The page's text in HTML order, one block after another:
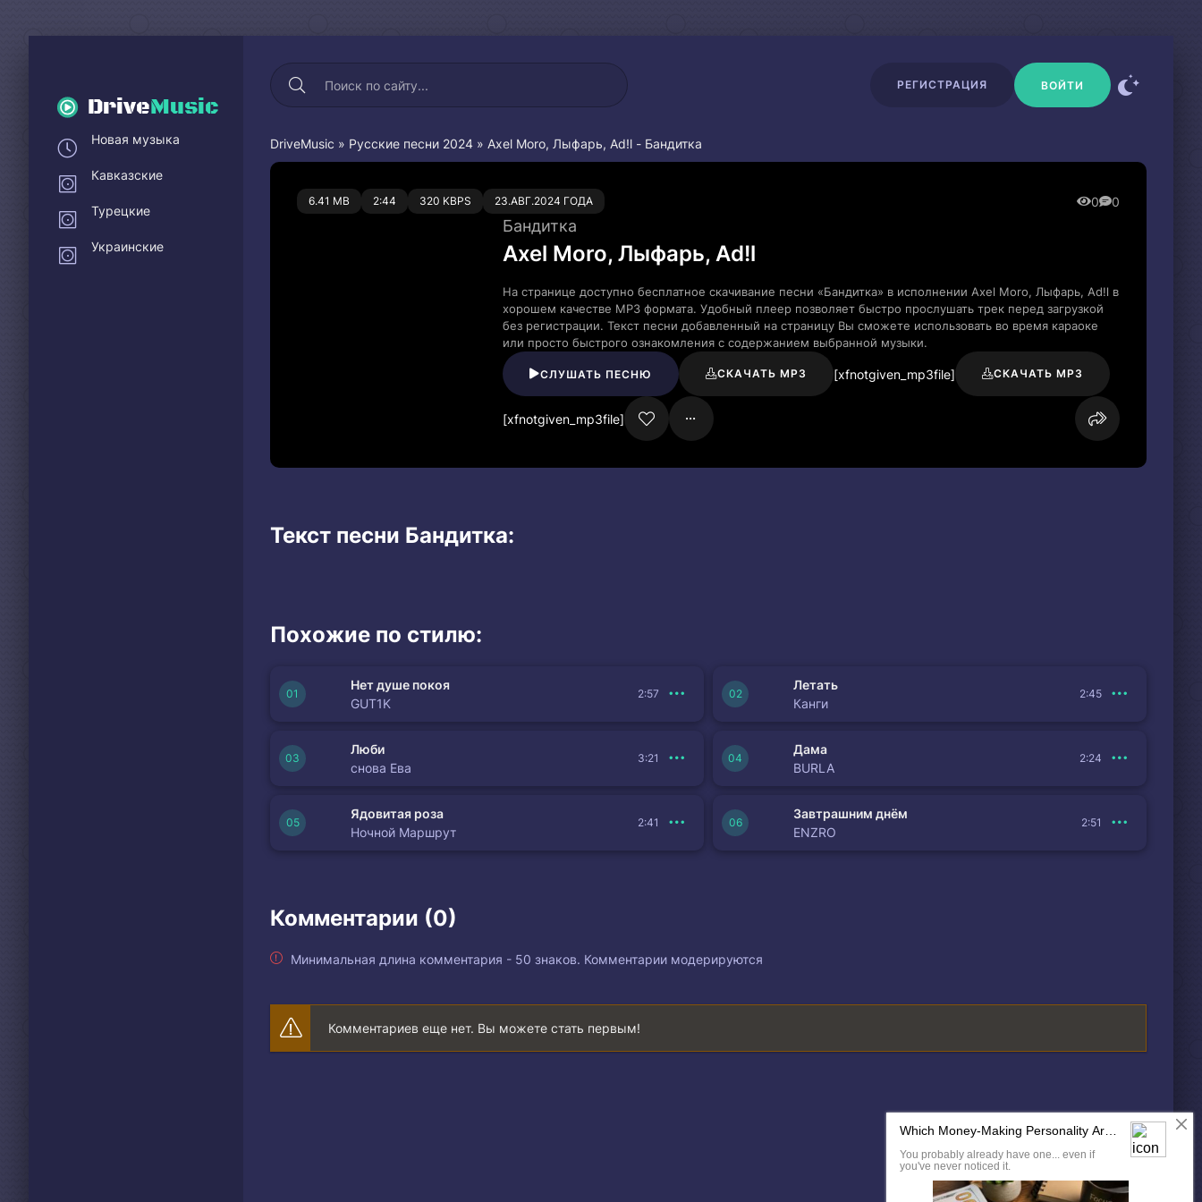
DriveMusic
РЕГИСТРАЦИЯ ВОЙТИ
DriveMusic » Русские песни 2024 » Axel Moro, Лыфарь, Ad!l - Бандитка
6.41 MB 2:44 320 KBPS 23.АВГ.2024 ГОДА 0 0
0 0
Бандитка
Axel Moro, Лыфарь, Ad!l
На странице доступно бесплатное скачивание песни «Бандитка» в исполнении Axel Moro, Лыфарь, Ad!l в
хорошем качестве MP3 формата. Удобный плеер позволяет быстро прослушать трек перед загрузкой
без регистрации. Текст песни добавленный на страницу Вы сможете использовать во время караоке
или просто быстрого ознакомления с содержанием выбранной музыки.
СЛУШАТЬ ПЕСНЮ СКАЧАТЬ MP3 [xfnotgiven_mp3file] СКАЧАТЬ MP3
[xfnotgiven_mp3file]
Текст песни Бандитка:
Похожие по стилю:
Нет душе покоя
GUT1K
2:57
Летать
Канги
2:45
Люби
снова Ева
3:21
Дама
BURLA
2:24
Ядовитая роза
Ночной Маршрут
2:41
Завтрашним днём
ENZRO
2:51
Комментарии (0)
Минимальная длина комментария - 50 знаков. Комментарии модерируются
Комментариев еще нет. Вы можете стать первым!
Новая музыка
Кавказские
Турецкие
Украинские